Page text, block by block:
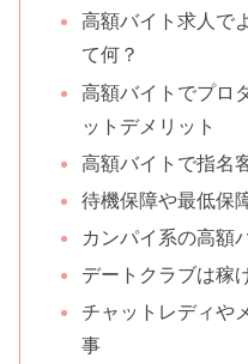
高額バイト求人で
て何？
高額バイトでプロ
ットデメリット
高額バイトで指名
待機保障や最低保
カンパイ系の高額
デートクラブは稼
チャットレディや
事